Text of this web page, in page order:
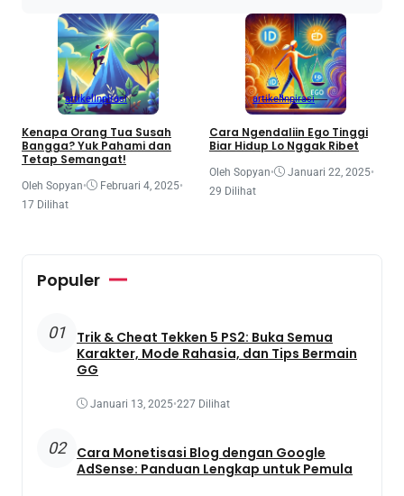
artikelInpirasi
Kenapa Orang Tua Susah
Bangga? Yuk Pahami dan
Tetap Semangat!
Oleh Sopyan• Februari 4, 2025•
17 Dilihat
artikelInpirasi
Cara Ngendaliin Ego Tinggi
Biar Hidup Lo Nggak Ribet
Oleh Sopyan• Januari 22, 2025•
29 Dilihat
Populer
01
Trik & Cheat Tekken 5 PS2: Buka Semua
Karakter, Mode Rahasia, dan Tips Bermain
GG
Januari 13, 2025•227 Dilihat
02
Cara Monetisasi Blog dengan Google
AdSense: Panduan Lengkap untuk Pemula